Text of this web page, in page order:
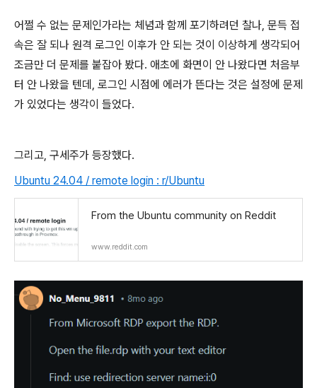
어쩔 수 없는 문제인가라는 체념과 함께 포기하려던 찰나, 문득 접
속은 잘 되나 원격 로그인 이후가 안 되는 것이 이상하게 생각되어
조금만 더 문제를 붙잡아 봤다. 애초에 화면이 안 나왔다면 처음부
터 안 나왔을 텐데, 로그인 시점에 에러가 뜬다는 것은 설정에 문제
가 있었다는 생각이 들었다.
그리고, 구세주가 등장했다.
Ubuntu 24.04 / remote login : r/Ubuntu
From the Ubuntu community on Reddit
www.reddit.com